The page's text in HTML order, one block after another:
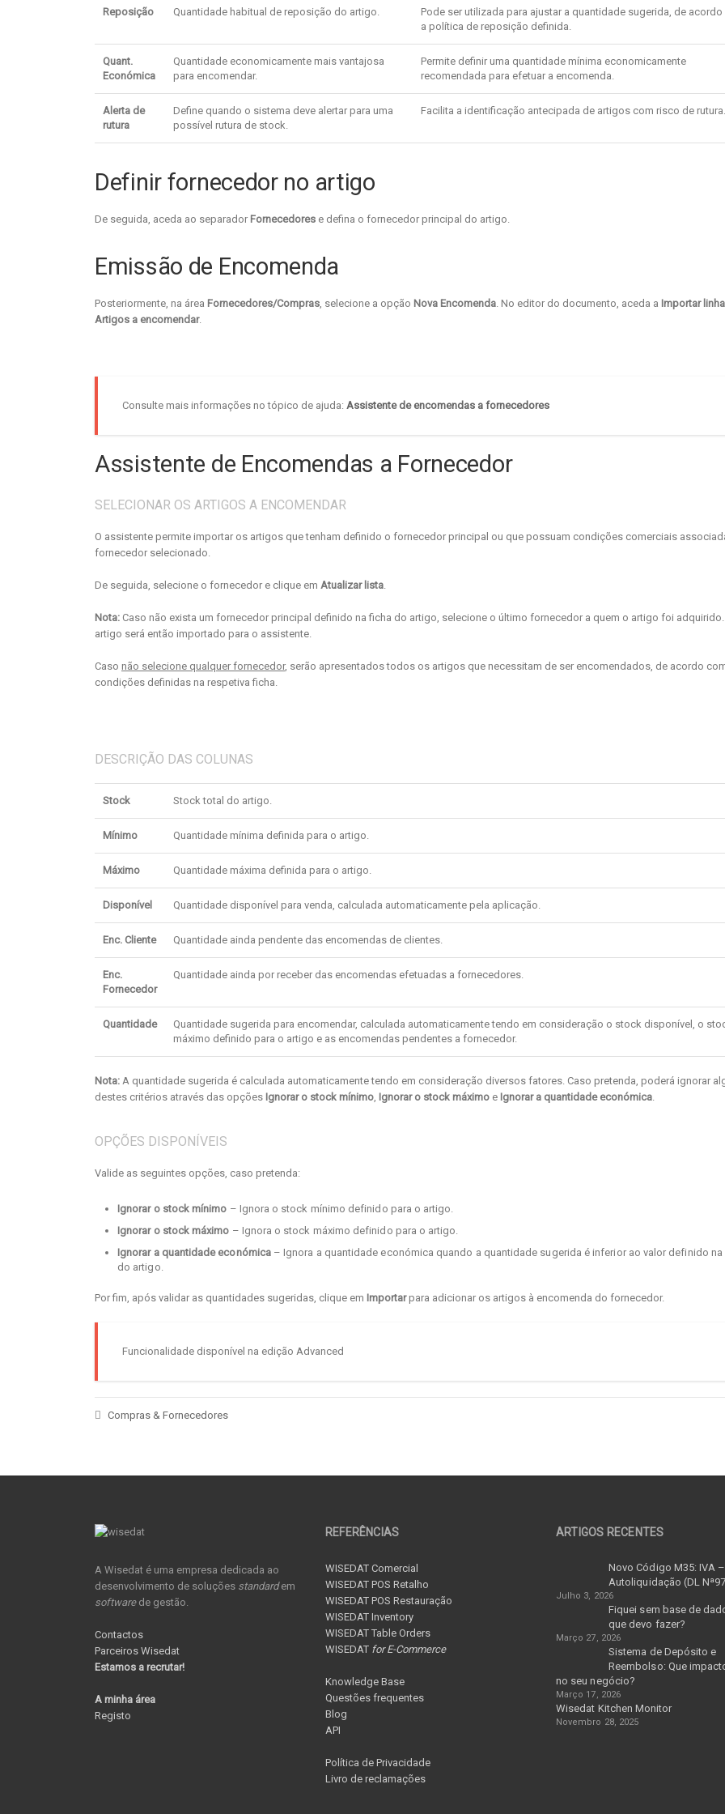
Reposição Quantidade habitual de reposição do artigo.
Pode ser utilizada para ajustar a quantidade sugerida, de acordo
a política de reposição definida.
Quant.
Económica
Quantidade economicamente mais vantajosa
para encomendar.
Permite definir uma quantidade mínima economicamente
recomendada para efetuar a encomenda.
Alerta de
rutura
Define quando o sistema deve alertar para uma
possível rutura de stock.
Facilita a identificação antecipada de artigos com risco de rutura.
Definir fornecedor no artigo
De seguida, aceda ao separador Fornecedores e defina o fornecedor principal do artigo.
Emissão de Encomenda
Posteriormente, na área Fornecedores/Compras, selecione a opção Nova Encomenda. No editor do documento, aceda a Importar
Artigos a encomendar.
Consulte mais informações no tópico de ajuda: Assistente de encomendas a fornecedores
Assistente de Encomendas a Fornecedor
SELECIONAR OS ARTIGOS A ENCOMENDAR
O assistente permite importar os artigos que tenham definido o fornecedor principal ou que possuam condições comerciais
fornecedor selecionado.
De seguida, selecione o fornecedor e clique em Atualizar lista.
Nota: Caso não exista um fornecedor principal definido na ficha do artigo, selecione o último fornecedor a quem o artigo foi adquirido.
artigo será então importado para o assistente.
Caso não selecione qualquer fornecedor, serão apresentados todos os artigos que necessitam de ser encomendados, de acordo
condições definidas na respetiva ficha.
DESCRIÇÃO DAS COLUNAS
Stock Stock total do artigo.
Mínimo Quantidade mínima definida para o artigo.
Máximo Quantidade máxima definida para o artigo.
Disponível Quantidade disponível para venda, calculada automaticamente pela aplicação.
Enc. Cliente Quantidade ainda pendente das encomendas de clientes.
Enc.
Fornecedor
Quantidade ainda por receber das encomendas efetuadas a fornecedores.
Quantidade
Quantidade sugerida para encomendar, calculada automaticamente tendo em consideração o stock disponível, o
máximo definido para o artigo e as encomendas pendentes a fornecedor.
Nota: A quantidade sugerida é calculada automaticamente tendo em consideração diversos fatores. Caso pretenda, poderá ignorar
destes critérios através das opções Ignorar o stock mínimo, Ignorar o stock máximo e Ignorar a quantidade económica.
OPÇÕES DISPONÍVEIS
Valide as seguintes opções, caso pretenda:
Ignorar o stock mínimo – Ignora o stock mínimo definido para o artigo.
Ignorar o stock máximo – Ignora o stock máximo definido para o artigo.
Ignorar a quantidade económica– Ignora a quantidade económica quando a quantidade sugerida é inferior ao valor definido na
do artigo.
Por fim, após validar as quantidades sugeridas, clique em Importarpara adicionar os artigos à encomenda do fornecedor.
Funcionalidade disponível na edição Advanced
Compras & Fornecedores
A Wisedat é uma empresa dedicada ao
desenvolvimento de soluções standardem
softwarede gestão.
Contactos
Parceiros Wisedat
Estamos a recrutar!
A minha área
Registo
REFERÊNCIAS
WISEDAT Comercial
WISEDAT POS Retalho
WISEDAT POS Restauração
WISEDAT Inventory
WISEDAT Table Orders
WISEDAT for E-Commerce
Knowledge Base
Questões frequentes
Blog
API
Política de Privacidade
Livro de reclamações
ARTIGOS RECENTES
Novo Código M35: IVA –
Autoliquidação (DL
Julho 3, 2026
Fiquei sem base de
que devo fazer?
Março 27, 2026
Sistema de Depósito e
Reembolso: Que
no seu negócio?
Março 17, 2026
Wisedat Kitchen Monitor
Novembro 28, 2025